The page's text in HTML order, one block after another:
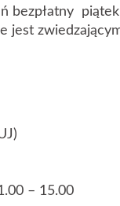
bezpłatny
jest
– 15.00